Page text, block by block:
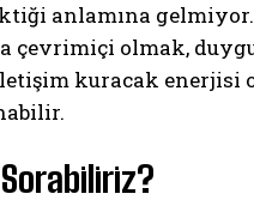
anlamına
çevrimiçi olmak,
kuracak enerjisi